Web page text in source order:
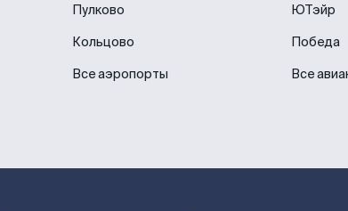
Пулково
Кольцово
Все аэропорты
ЮТэйр
Победа
Все